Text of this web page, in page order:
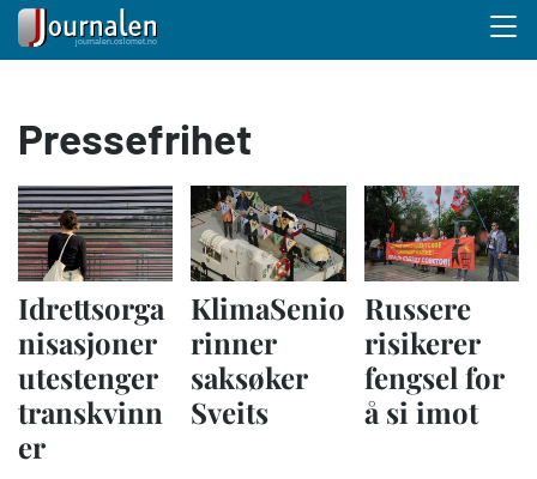
hovedinnhold
Pressefrihet
Idrettsorga
nisasjoner
utestenger
transkvinn
er
KlimaSenio
rinner
saksøker
Sveits
Russere
risikerer
fengsel for
å si imot